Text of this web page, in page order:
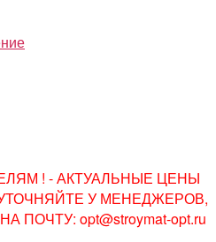
! - АКТУАЛЬНЫЕ ЦЕНЫ
У МЕНЕДЖЕРОВ,
ПОЧТУ: opt@stroymat-opt.ru